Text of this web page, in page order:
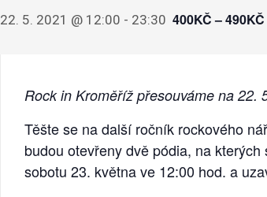
22. 5. 2021 @ 12:00 - 23:30 400KČ – 490KČ
Rock in Kroměříž přesouváme na 22.
Těšte se na další ročník rockového
budou otevřeny dvě pódia, na
sobotu 23. května ve 12:00 hod. a